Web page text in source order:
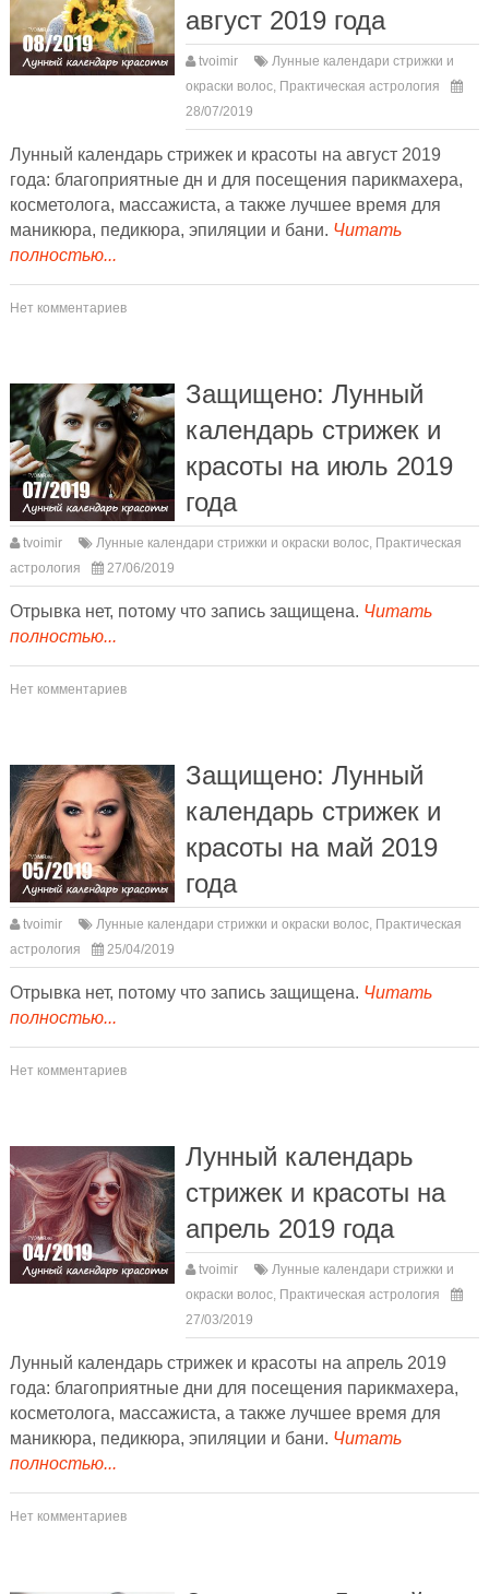
август 2019 года
tvoimir
Лунные календари стрижки и
окраски волос, Практическая астрология
28/07/2019
Лунный календарь стрижек и красоты на август 2019
года: благоприятные дн и для посещения парикмахера,
косметолога, массажиста, а также лучшее время для
маникюра, педикюра, эпиляции и бани. Читать
полностью...
Нет комментариев
Защищено: Лунный
календарь стрижек и
красоты на июль 2019
года
tvoimir Лунные календари стрижки и окраски волос, Практическая
астрология
27/06/2019
Отрывка нет, потому что запись защищена. Читать
полностью...
Нет комментариев
Защищено: Лунный
календарь стрижек и
красоты на май 2019
года
tvoimir Лунные календари стрижки и окраски волос, Практическая
астрология
25/04/2019
Отрывка нет, потому что запись защищена. Читать
полностью...
Нет комментариев
Лунный календарь
стрижек и красоты на
апрель 2019 года
tvoimir
Лунные календари стрижки и
окраски волос, Практическая астрология
27/03/2019
Лунный календарь стрижек и красоты на апрель 2019
года: благоприятные дни для посещения парикмахера,
косметолога, массажиста, а также лучшее время для
маникюра, педикюра, эпиляции и бани. Читать
полностью...
Нет комментариев